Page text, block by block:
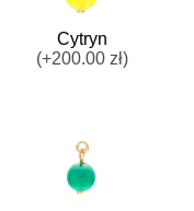
Cytryn
(+200.00 zł)